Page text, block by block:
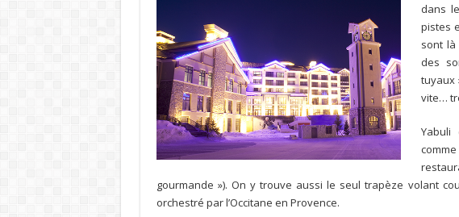
dans
pistes
sont là
des
tuyaux
vite…
gourmande »). On y trouve aussi le seul trapèze volant
orchestré par l’Occitane en Provence.